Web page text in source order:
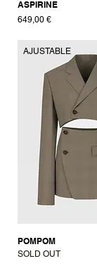
ASPIRINE
Prix
649,00 €
AJUSTABLE
POMPOM
SOLD OUT